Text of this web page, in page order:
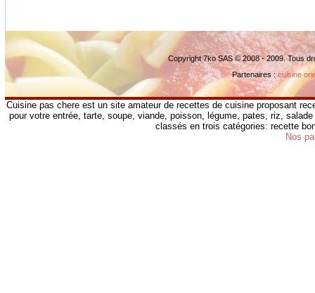
Copyright 7ko SAS © 2008 - 2009. Tous
Partenaires :cuisine
Cuisine pas chere est un site amateur de recettes de cuisine proposant
pour votre entrée, tarte, soupe, viande, poisson, légume, pates, riz,
classés en trois catégories: recette
Nos